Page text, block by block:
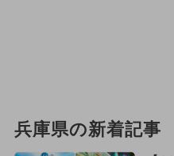
兵庫県の新着記事